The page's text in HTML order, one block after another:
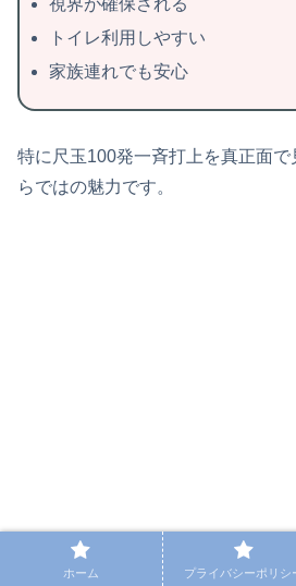
視界が確保される
トイレ利用しやすい
家族連れでも安心
特に尺玉100発一斉打上を真正面
らではの魅力です。
ホーム プライバシーポリシ